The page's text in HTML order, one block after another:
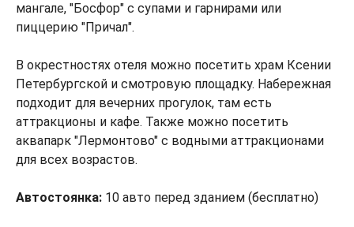
мангале, "Босфор" с супами и гарнирами или
пиццерию "Причал".
В окрестностях отеля можно посетить храм Ксении
Петербургской и смотровую площадку. Набережная
подходит для вечерних прогулок, там есть
аттракционы и кафе. Также можно посетить
аквапарк "Лермонтово" с водными аттракционами
для всех возрастов.
Автостоянка: 10 авто перед зданием (бесплатно)